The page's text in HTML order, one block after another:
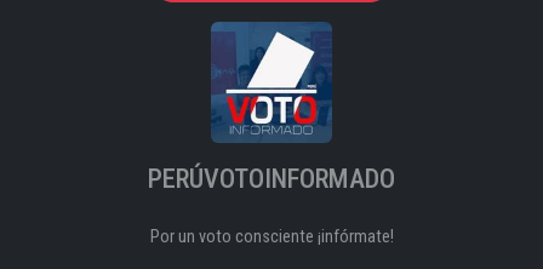
PERÚVOTOINFORMADO
Por un voto consciente ¡infórmate!